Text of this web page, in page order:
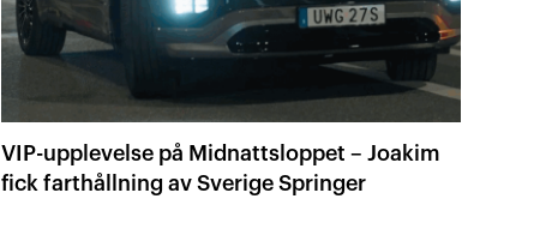
VIP-upplevelse på Midnattsloppet – Joakim
fick farthållning av Sverige Springer